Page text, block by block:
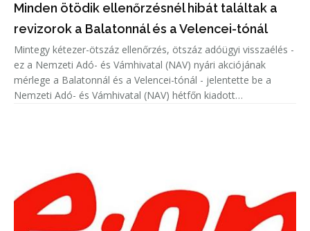
Minden ötödik ellenőrzésnél hibát találtak a
revizorok a Balatonnál és a Velencei-tónál
Mintegy kétezer-ötszáz ellenőrzés, ötszáz adóügyi visszaélés -
ez a Nemzeti Adó- és Vámhivatal (NAV) nyári akciójának
mérlege a Balatonnál és a Velencei-tónál - jelentette be a
Nemzeti Adó- és Vámhivatal (NAV) hétfőn kiadott